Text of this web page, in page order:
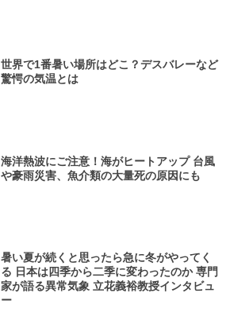
世界で1番暑い場所はどこ？デスバレーなど
驚愕の気温とは
海洋熱波にご注意！海がヒートアップ 台風
や豪雨災害、魚介類の大量死の原因にも
暑い夏が続くと思ったら急に冬がやってく
る 日本は四季から二季に変わったのか 専門
家が語る異常気象 立花義裕教授インタビュ
ー